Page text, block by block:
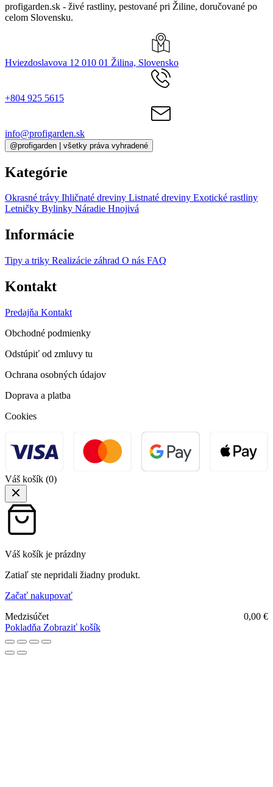
profigarden.sk - živé rastliny, pestované pri Žiline, doručované po
celom Slovensku.
Hviezdoslavova 12 010 01 Žilina, Slovensko
+804 925 5615
info@profigarden.sk
@profigarden | všetky práva vyhradené
Kategórie
Okrasné trávy Ihličnaté dreviny Listnaté dreviny Exotické rastliny
Letničky Bylinky Náradie Hnojivá
Informácie
Tipy a triky Realizácie záhrad O nás FAQ
Kontakt
Predajňa Kontakt
Obchodné podmienky
Odstúpiť od zmluvy tu
Ochrana osobných údajov
Doprava a platba
Cookies
Váš košík (0)
Váš košík je prázdny
Zatiaľ ste nepridali žiadny produkt.
Začať nakupovať
Medzisúčet
0,00 €
Pokladňa Zobraziť košík